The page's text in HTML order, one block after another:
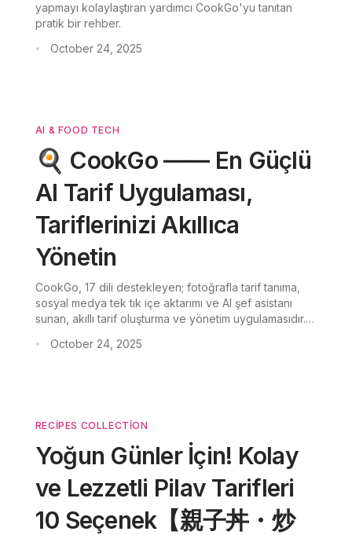
yapmayı kolaylaştıran yardımcı CookGo'yu tanıtan
pratik bir rehber.
• October 24, 2025
AI & FOOD TECH
🍳 CookGo —— En Güçlü
AI Tarif Uygulaması,
Tariflerinizi Akıllıca
Yönetin
CookGo, 17 dili destekleyen; fotoğrafla tarif tanıma,
sosyal medya tek tık içe aktarımı ve AI şef asistanı
sunan, akıllı tarif oluşturma ve yönetim uygulamasıdır.
• October 24, 2025
RECIPES COLLECTION
Yoğun Günler İçin! Kolay
ve Lezzetli Pilav Tarifleri
10 Seçenek【親子丼・炒